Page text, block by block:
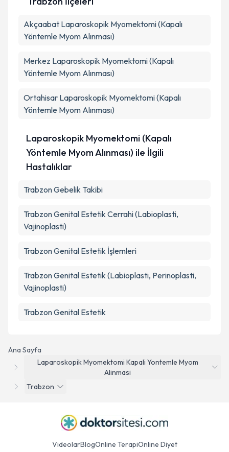
Metni'ni okudum ve kişisel verilerimin belirtilen
kapsamda işlenmesini kabul ediyorum.
Takvim Talebini Gönder
Ana Sayfa
Laparoskopik Myomektomi Kapali Yontemle Myom
Alinmasi
Trabzon
Akçaabat Laparoskopik Myomektomi (Kapalı
Yöntemle Myom Alınması)
Merkez Laparoskopik Myomektomi (Kapalı
Yöntemle Myom Alınması)
Ortahisar Laparoskopik Myomektomi (Kapalı
Yöntemle Myom Alınması)
Laparoskopik Myomektomi (Kapalı
Yöntemle Myom Alınması) ile İlgili
Hastalıklar
Trabzon Gebelik Takibi
Trabzon Genital Estetik Cerrahi (Labioplasti,
Vajinoplasti)
Trabzon Genital Estetik İşlemleri
Trabzon Genital Estetik (Labioplasti, Perinoplasti,
Vajinoplasti)
Trabzon Genital Estetik
VideolarBlogOnline TerapiOnline Diyet